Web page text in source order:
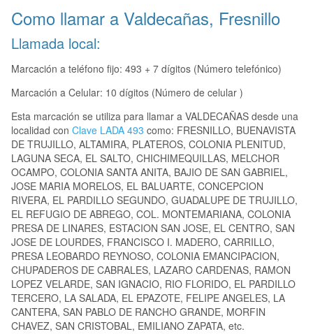
Como llamar a Valdecañas, Fresnillo
Llamada local:
Marcación a teléfono fijo: 493 + 7 dígitos (Número telefónico)
Marcación a Celular: 10 dígitos (Número de celular )
Esta marcación se utiliza para llamar a VALDECAÑAS desde una
localidad con Clave LADA 493 como: FRESNILLO, BUENAVISTA
DE TRUJILLO, ALTAMIRA, PLATEROS, COLONIA PLENITUD,
LAGUNA SECA, EL SALTO, CHICHIMEQUILLAS, MELCHOR
OCAMPO, COLONIA SANTA ANITA, BAJIO DE SAN GABRIEL,
JOSE MARIA MORELOS, EL BALUARTE, CONCEPCION
RIVERA, EL PARDILLO SEGUNDO, GUADALUPE DE TRUJILLO,
EL REFUGIO DE ABREGO, COL. MONTEMARIANA, COLONIA
PRESA DE LINARES, ESTACION SAN JOSE, EL CENTRO, SAN
JOSE DE LOURDES, FRANCISCO I. MADERO, CARRILLO,
PRESA LEOBARDO REYNOSO, COLONIA EMANCIPACION,
CHUPADEROS DE CABRALES, LAZARO CARDENAS, RAMON
LOPEZ VELARDE, SAN IGNACIO, RIO FLORIDO, EL PARDILLO
TERCERO, LA SALADA, EL EPAZOTE, FELIPE ANGELES, LA
CANTERA, SAN PABLO DE RANCHO GRANDE, MORFIN
CHAVEZ, SAN CRISTOBAL, EMILIANO ZAPATA, etc.